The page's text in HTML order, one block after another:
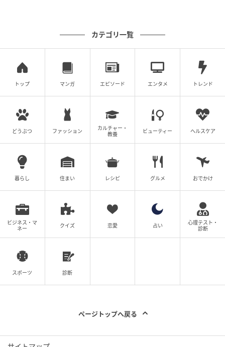
カテゴリ一覧
トップ マンガ エピソード エンタメ トレンド
どうぶつ ファッション
カルチャー・
教養
ビューティー ヘルスケア
暮らし 住まい レシピ グルメ おでかけ
ビジネス・マ
ネー
クイズ 恋愛 占い
心理テスト・
診断
スポーツ 診断
ページトップへ戻る